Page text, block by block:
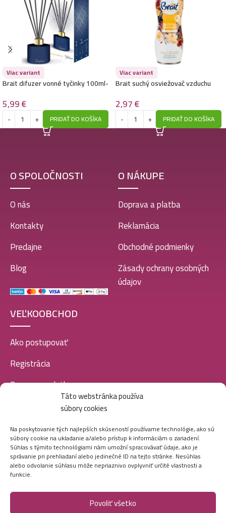
Táto webstránka používa
súbory cookies
Na poskytovanie tých najlepších skúseností používame technológie, ako sú
súbory cookie na ukladanie a/alebo prístup k informáciám o zariadení.
Súhlas s týmito technológiami nám umožní spracovávať údaje, ako je
správanie pri prehliadaní alebo jedinečné ID na tejto stránke. Nesúhlas
alebo odvolanie súhlasu môže nepriaznivo ovplyvniť určité vlastnosti a
funkcie.
Povoliť všetko
Brait suchý osviežovač vzduchu sprej 300ml- Dry
Glamor
2,97€
Brait suchý osviežovač vzduchu sprej 300ml- Purple
Lips
2,97
Viac variant
Brait difuzer vonné tyčinky 100ml-
5,99€
PRIDAŤ DO KOŠÍKA
Viac variant
Brait suchý osviežovač vzduchu
2,97€
PRIDAŤ DO KOŠÍKA
O SPOLOČNOSTI
O nás
Kontakty
Predajne
Blog
O NÁKUPE
Doprava a platba
Reklamácia
Obchodné podmienky
Zásady ochrany osobných
údajov
VEĽKOOBCHOD
Ako postupovať
Registrácia
Doprava a platba
SOCIÁLNE SIETE
Marei.sk - Všetky práva vyhradené - 2026